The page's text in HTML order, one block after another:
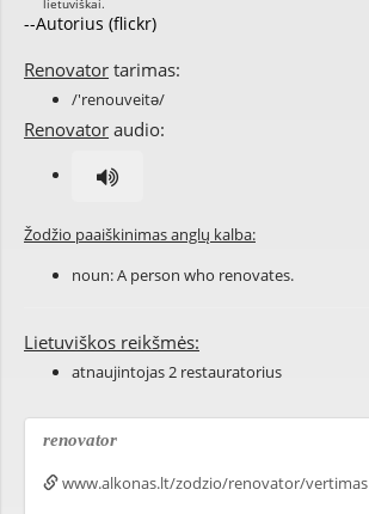
--Autorius (flickr)
Renovator tarimas:
/'renouveitə/
Renovator audio:
Žodžio paaiškinimas anglų kalba:
noun: A person who renovates.
Lietuviškos reikšmės:
atnaujintojas 2 restauratorius
renovator
www.alkonas.lt/zodzio/renovator/vertimas